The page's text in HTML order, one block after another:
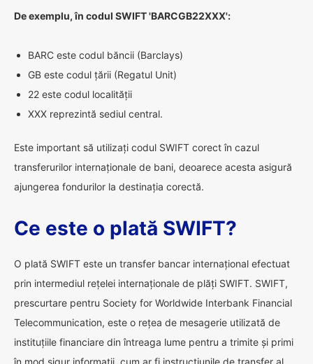
De exemplu, în codul SWIFT 'BARCGB22XXX':
BARC este codul băncii (Barclays)
GB este codul țării (Regatul Unit)
22 este codul localității
XXX reprezintă sediul central.
Este important să utilizați codul SWIFT corect în cazul
transferurilor internaționale de bani, deoarece acesta asigură
ajungerea fondurilor la destinația corectă.
Ce este o plată SWIFT?
O plată SWIFT este un transfer bancar internațional efectuat
prin intermediul rețelei internaționale de plăți SWIFT. SWIFT,
prescurtare pentru Society for Worldwide Interbank Financial
Telecommunication, este o rețea de mesagerie utilizată de
instituțiile financiare din întreaga lume pentru a trimite și primi
în mod sigur informații, cum ar fi instrucțiunile de transfer al